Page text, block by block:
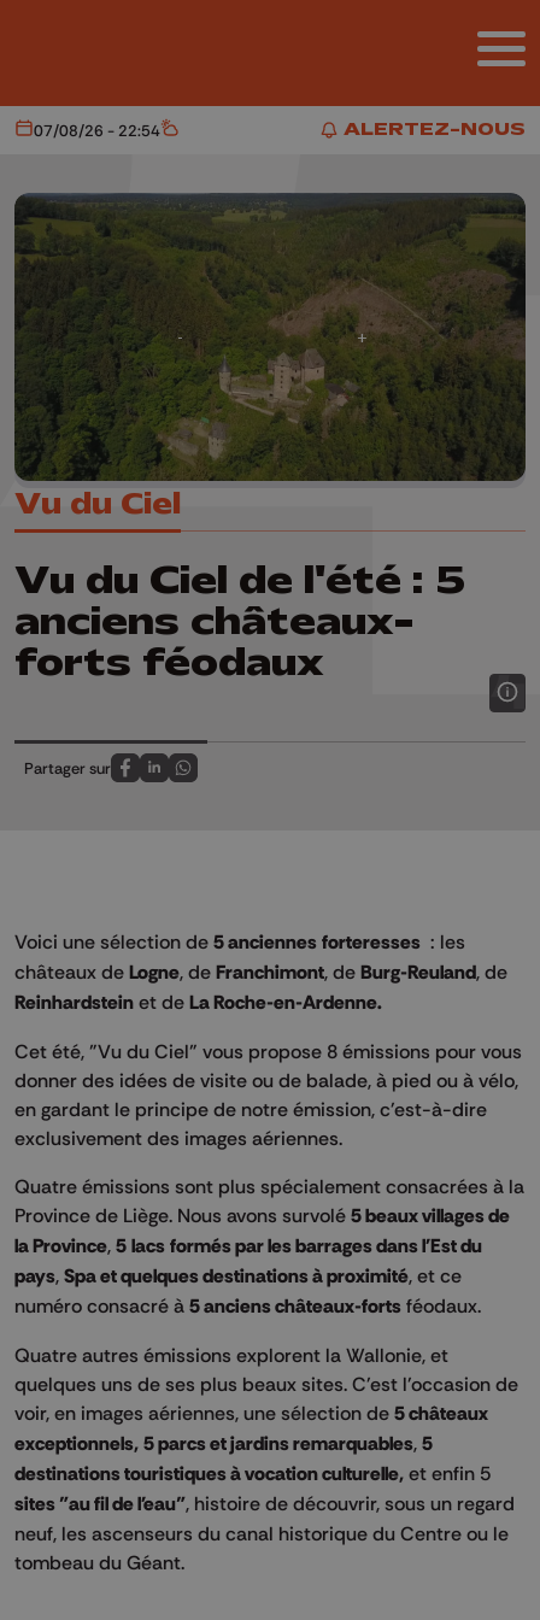
ALERTEZ-NOUS
ALERTEZ-NOUS
Aujourd'hui
07/08/26 - 22:54 Météo
Vu du Ciel
Vu du Ciel de l'été : 5
anciens châteaux-
forts féodaux
Partager sur
Partagez sur FaceBook
Partagez sur LinkedIn
Partagez sur Whatsapp
Voici une sélection de 5 anciennes forteresses : les
châteaux de Logne, de Franchimont, de Burg-Reuland, de
Reinhardstein et de La Roche-en-Ardenne.
Cet été, "Vu du Ciel" vous propose 8 émissions pour vous
donner des idées de visite ou de balade, à pied ou à vélo,
en gardant le principe de notre émission, c'est-à-dire
exclusivement des images aériennes.
Quatre émissions sont plus spécialement consacrées à la
Province de Liège. Nous avons survolé 5 beaux villages de
la Province, 5 lacs formés par les barrages dans l'Est du
pays, Spa et quelques destinations à proximité, et ce
numéro consacré à 5 anciens châteaux-forts féodaux.
Quatre autres émissions explorent la Wallonie, et
quelques uns de ses plus beaux sites. C'est l'occasion de
voir, en images aériennes, une sélection de 5 châteaux
exceptionnels,5 parcs et jardins remarquables, 5
destinations touristiques à vocation culturelle, et enfin 5
sites "au fil de l'eau", histoire de découvrir, sous un regard
neuf, les ascenseurs du canal historique du Centre ou le
tombeau du Géant.